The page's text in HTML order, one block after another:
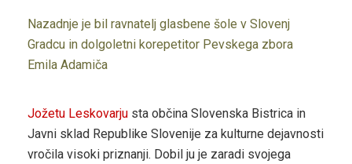
Nazadnje je bil ravnatelj glasbene šole v Slovenj
Gradcu in dolgoletni korepetitor Pevskega zbora
Emila Adamiča
Jožetu Leskovarju sta občina Slovenska Bistrica in
Javni sklad Republike Slovenije za kulturne dejavnosti
vročila visoki priznanji. Dobil ju je zaradi svojega